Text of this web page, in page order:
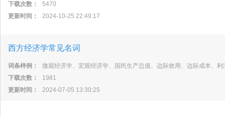
下载次数：
5470
更新时间：
2024-10-25 22:49:17
西方经济学常见名词
词条样例：
微观经济学、宏观经济学、国民生产总值、边际效用、边际成本、利
下载次数：
1981
更新时间：
2024-07-05 13:30:25